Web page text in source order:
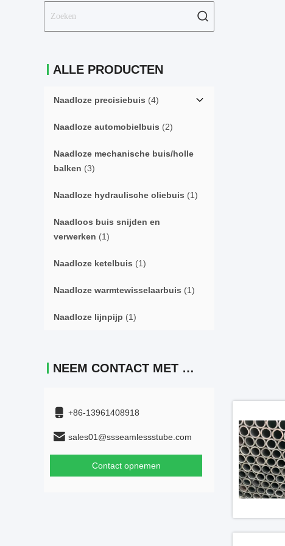
ALLE PRODUCTEN
Naadloze precisiebuis (4)
Naadloze automobielbuis (2)
Naadloze mechanische buis/holle
balken (3)
Naadloze hydraulische oliebuis (1)
Naadloos buis snijden en
verwerken (1)
Naadloze ketelbuis (1)
Naadloze warmtewisselaarbuis (1)
Naadloze lijnpijp (1)
NEEM CONTACT MET ONS OP
+86-13961408918
sales01@ssseamlessstube.com
Contact opnemen